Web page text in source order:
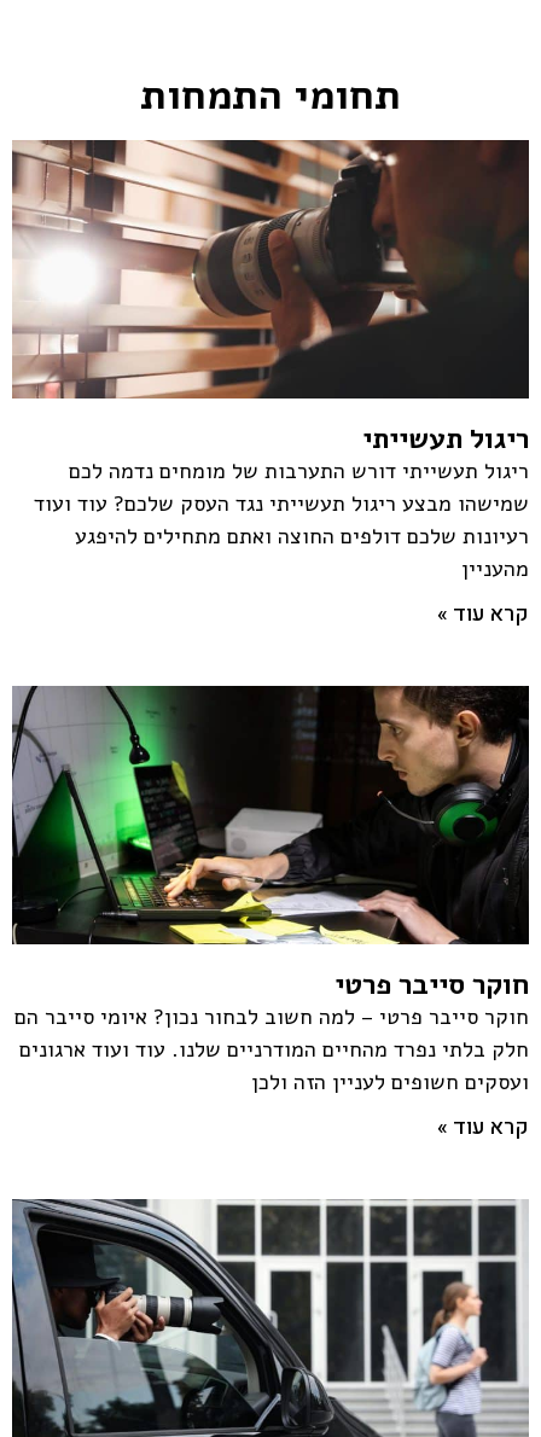
תחומי התמחות
ריגול תעשייתי
ריגול תעשייתי דורש התערבות של מומחים נדמה לכם
שמישהו מבצע ריגול תעשייתי נגד העסק שלכם? עוד ועוד
רעיונות שלכם דולפים החוצה ואתם מתחילים להיפגע
מהעניין
קרא עוד »
חוקר סייבר פרטי
חוקר סייבר פרטי – למה חשוב לבחור נכון? איומי סייבר הם
חלק בלתי נפרד מהחיים המודרניים שלנו. עוד ועוד ארגונים
ועסקים חשופים לעניין הזה ולכן
קרא עוד »